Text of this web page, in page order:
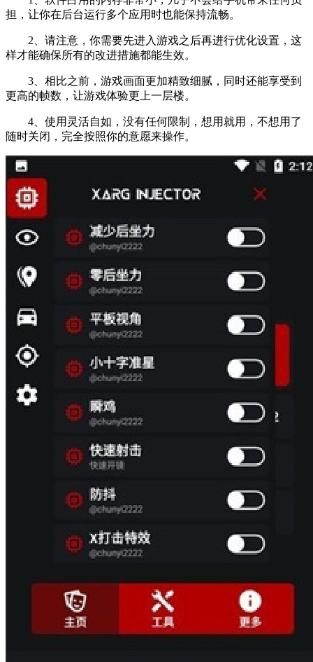
担，让你在后台运行多个应用时也能保持流畅。
2、请注意，你需要先进入游戏之后再进行优化设置，这
样才能确保所有的改进措施都能生效。
3、相比之前，游戏画面更加精致细腻，同时还能享受到
更高的帧数，让游戏体验更上一层楼。
4、使用灵活自如，没有任何限制，想用就用，不想用了
随时关闭，完全按照你的意愿来操作。